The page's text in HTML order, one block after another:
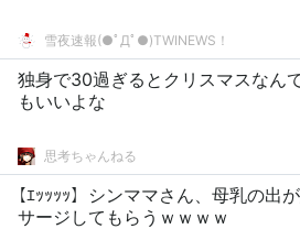
雪夜速報(●ﾟДﾟ●)TWINEWS！
独身で30過ぎるとクリスマスなん
もいいよな
思考ちゃんねる
【ｴｯｯｯｯ】シンママさん、母乳の出
サージしてもらうｗｗｗｗ